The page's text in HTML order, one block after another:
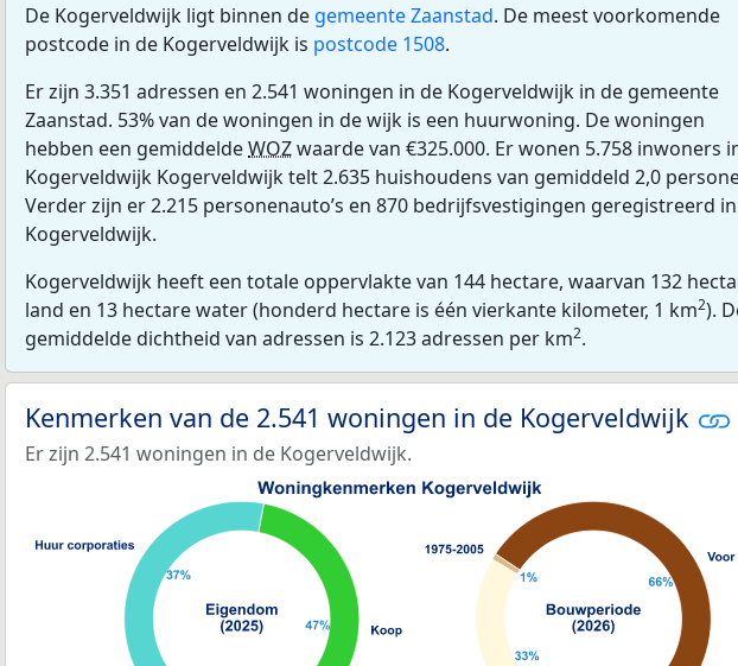
De Kogerveldwijk ligt binnen de gemeente Zaanstad. De meest voorkomende
postcode in de Kogerveldwijk is postcode 1508.
Er zijn 3.351 adressen en 2.541 woningen in de Kogerveldwijk in de gemeente
Zaanstad. 53% van de woningen in de wijk is een huurwoning. De woningen
hebben een gemiddeldeWOZwaarde van €325.000. Er wonen 5.758 inwoners
Kogerveldwijk Kogerveldwijk telt 2.635 huishoudens van gemiddeld 2,0
Verder zijn er 2.215 personenauto’s en 870 bedrijfsvestigingen geregistreerd
Kogerveldwijk.
Kogerveldwijk heeft een totale oppervlakte van 144 hectare, waarvan 132
land en 13 hectare water (honderd hectare is één vierkante kilometer, 1 km2).
gemiddelde dichtheid van adressen is 2.123 adressen per km2.
Kenmerken van de 2.541 woningen in de Kogerveldwijk
Er zijn 2.541 woningen in de Kogerveldwijk.